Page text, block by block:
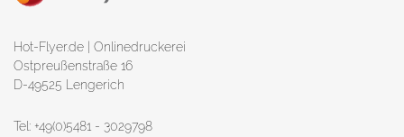
Hot-Flyer.de | Onlinedruckerei
Ostpreußenstraße 16
D-49525 Lengerich
Tel: +49(0)5481 - 3029798